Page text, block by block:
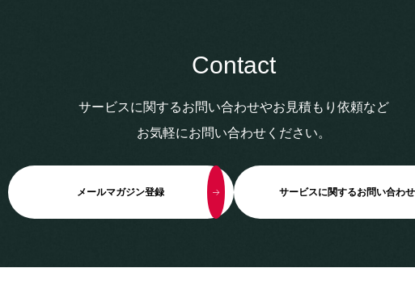
Contact
サービスに関するお問い合わせやお見積もり依頼など
お気軽にお問い合わせください。
メールマガジン登録 サービスに関するお問い合わせ